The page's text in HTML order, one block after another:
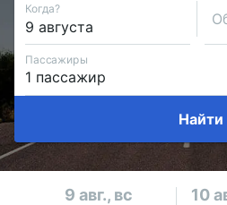
Когда?
Пассажиры
Найти
9 авг., вс 10